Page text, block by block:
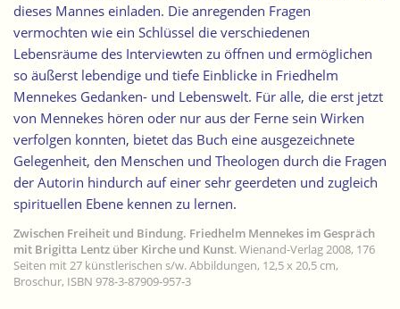
dieses Mannes einladen. Die anregenden Fragen
vermochten wie ein Schlüssel die verschiedenen
Lebensräume des Interviewten zu öffnen und ermöglichen
so äußerst lebendige und tiefe Einblicke in Friedhelm
Mennekes Gedanken- und Lebenswelt. Für alle, die erst jetzt
von Mennekes hören oder nur aus der Ferne sein Wirken
verfolgen konnten, bietet das Buch eine ausgezeichnete
Gelegenheit, den Menschen und Theologen durch die Fragen
der Autorin hindurch auf einer sehr geerdeten und zugleich
spirituellen Ebene kennen zu lernen.
Zwischen Freiheit und Bindung. Friedhelm Mennekes im Gespräch
mit Brigitta Lentz über Kirche und Kunst. Wienand-Verlag 2008, 176
Seiten mit 27 künstlerischen s/w. Abbildungen, 12,5 x 20,5 cm,
Broschur, ISBN 978-3-87909-957-3